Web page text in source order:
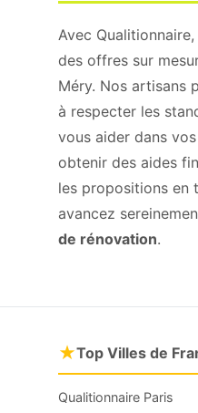
Avec
des offres sur
Méry. Nos artisans
à respecter les
vous aider dans
obtenir des aides
les propositions en
avancez
de rénovation.
★Top Villes de
Qualitionnaire Paris